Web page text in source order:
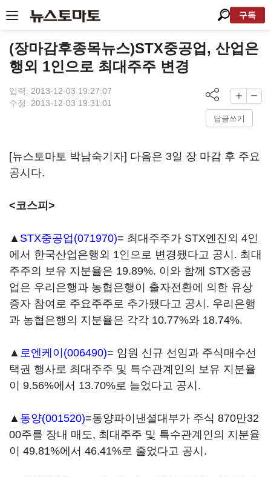
구독
(장마감후종목뉴스)STX중공업, 산업은
행외 1인으로 최대주주 변경
입력: 2013-12-03 19:27:07
수정: 2013-12-03 19:31:01
답글쓰기
[뉴스토마토 박남숙기자] 다음은 3일 장 마감 후 주요
공시다.
<코스피>
▲ STX중공업(071970)= 최대주주가 STX엔진외 4인
에서 한국산업은행외 1인으로 변경됐다고 공시. 최대
주주의 보유 지분율은 19.89%. 이와 함께 STX중공
업은 우리은행과 농협은행이 출자전환에 의한 유상
증자 참여로 주요주주로 추가됐다고 공시. 우리은행
과 농협은행의 지분율은 각각 10.77%와 18.74%.
▲ 로엔케이(006490)= 임원 신규 선임과 주식매수선
택권 행사로 최대주주 및 특수관계인의 보유 지분율
이 9.56%에서 13.70%로 늘었다고 공시.
▲ 동양(001520)=동양파이낸셜대부가 주식 870만32
00주를 장내 매도, 최대주주 및 특수관계인의 지분율
이 49.81%에서 46.41%로 줄었다고 공시.